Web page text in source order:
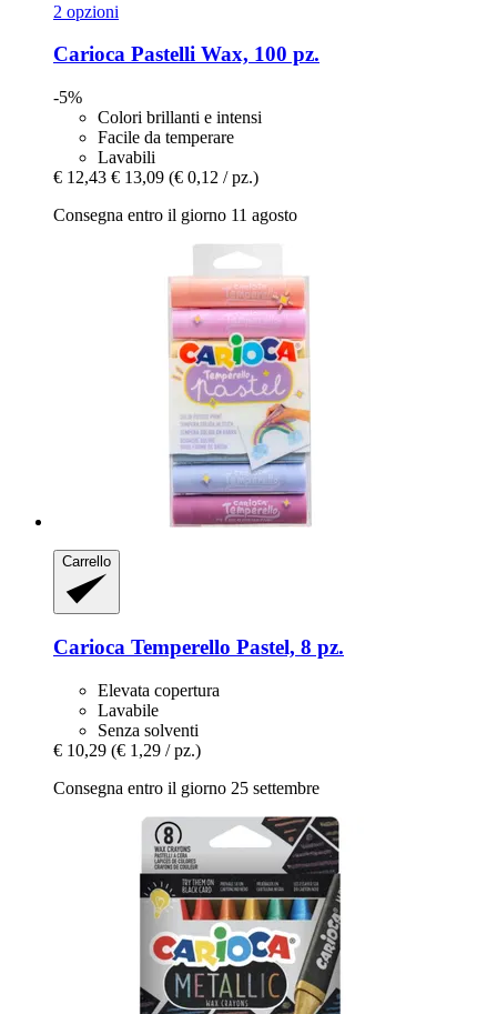
2 opzioni
Carioca Pastelli Wax, 100 pz.
-5%
Colori brillanti e intensi
Facile da temperare
Lavabili
€ 12,43 € 13,09 (€ 0,12 / pz.)
Consegna entro il giorno 11 agosto
Carrello
Carioca Temperello Pastel, 8 pz.
Elevata copertura
Lavabile
Senza solventi
€ 10,29 (€ 1,29 / pz.)
Consegna entro il giorno 25 settembre